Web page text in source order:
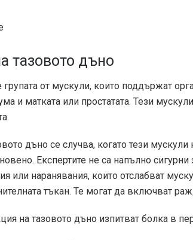
тазовото дъно
от мускули, които поддържат
и матката или простатата. Тези
дъно се случва, когато тези мускули
Експертите не са напълно
или наранявания, които отслабват
тъкан. Те могат да включват
на тазовото дъно изпитват болка в